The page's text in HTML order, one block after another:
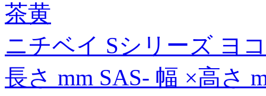
茶黄
ニチベイ Sシリーズ ヨ
長さ mm SAS- 幅 ×高さ